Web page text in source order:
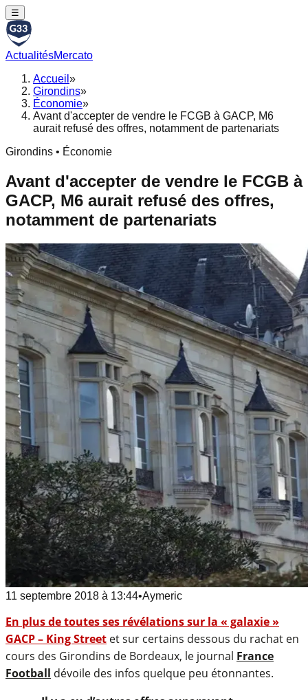
☰
ActualitésMercato
Accueil »
Girondins»
Économie»
Avant d'accepter de vendre le FCGB à GACP, M6
aurait refusé des offres, notamment de partenariats
Girondins • Économie
Avant d'accepter de vendre le FCGB à
GACP, M6 aurait refusé des offres,
notamment de partenariats
11 septembre 2018 à 13:44•Aymeric
En plus de toutes ses révélations sur la « galaxie »
GACP – King Street et sur certains dessous du rachat en
cours des Girondins de Bordeaux, le journal France
Football dévoile des infos quelque peu étonnantes.